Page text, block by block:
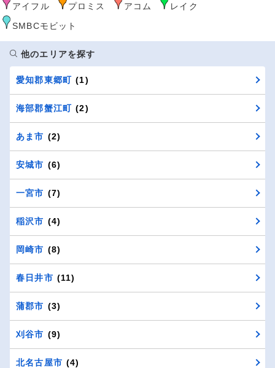
アイフル プロミス アコム
レイク
SMBCモビット
他のエリアを探す
愛知郡東郷町 (1)
海部郡蟹江町 (2)
あま市 (2)
安城市 (6)
一宮市 (7)
稲沢市 (4)
岡崎市 (8)
春日井市 (11)
蒲郡市 (3)
刈谷市 (9)
北名古屋市 (4)